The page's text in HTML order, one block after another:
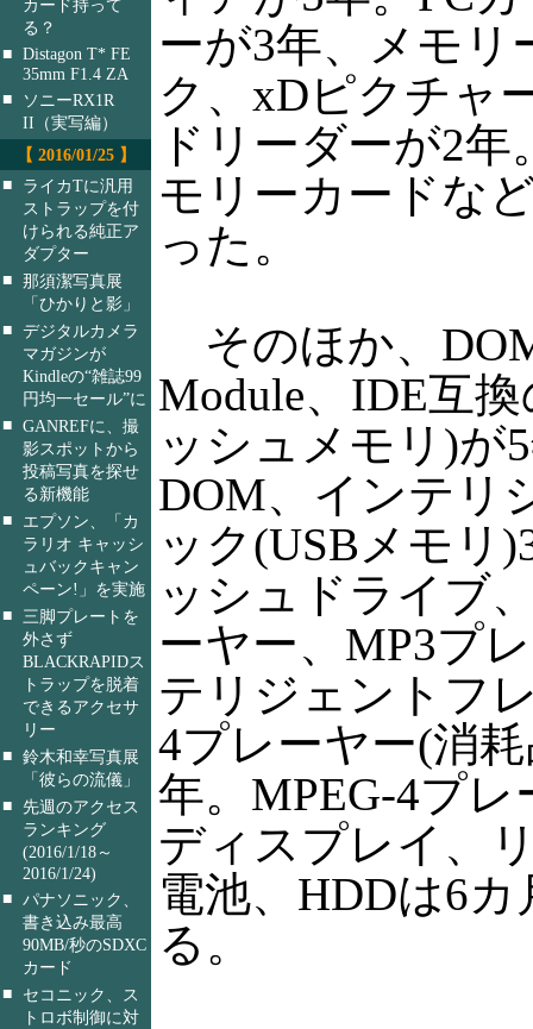
カード持って
る？
■ Distagon T* FE
35mm F1.4 ZA
■
ソニーRX1R
II（実写編）
【 2016/01/25 】
■
ライカTに汎用
ストラップを付
けられる純正ア
ダプター
■ 那須潔写真展
「ひかりと影」
■ デジタルカメラ
マガジンが
Kindleの“雑誌99
円均一セール”に
■ GANREFに、撮
影スポットから
投稿写真を探せ
る新機能
■
エプソン、「カ
ラリオ キャッシ
ュバックキャン
ペーン!」を実施
■ 三脚プレートを
外さず
BLACKRAPIDス
トラップを脱着
できるアクセサ
リー
■ 鈴木和幸写真展
「彼らの流儀」
■ 先週のアクセス
ランキング
(2016/1/18～
2016/1/24)
■ パナソニック、
書き込み最高
90MB/秒のSDXC
カード
■
セコニック、ス
トロボ制御に対
ーが3年、メモリ
ク、xDピクチャ
ドリーダーが2年
モリーカードな
った。
そのほか、
Module、IDE互
ッシュメモリ)が
DOM、インテリ
ック(USBメモリ
ッシュドライブ
ーヤー、MP3プ
テリジェントフ
4プレーヤー(消
年。MPEG-4プ
ディスプレイ、
電池、HDDは6
る。